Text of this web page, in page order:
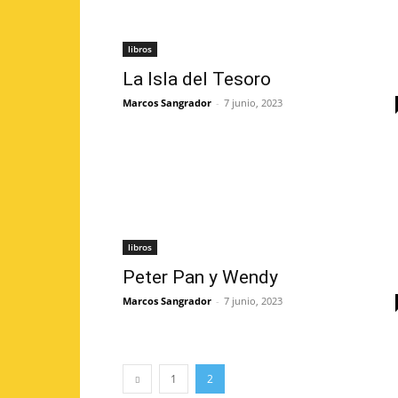
libros
La Isla del Tesoro
Marcos Sangrador - 7 junio, 2023
libros
Peter Pan y Wendy
Marcos Sangrador - 7 junio, 2023
1 2